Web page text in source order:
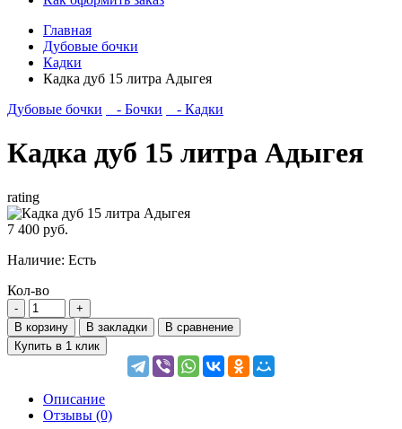
Главная
Дубовые бочки
Кадки
Кадка дуб 15 литра Адыгея
Дубовые бочки
- Бочки - Кадки
Кадка дуб 15 литра Адыгея
rating
7 400 руб.
Наличие: Есть
Кол-во
В корзину В закладки
В сравнение
Купить в 1 клик
Описание
Отзывы (0)